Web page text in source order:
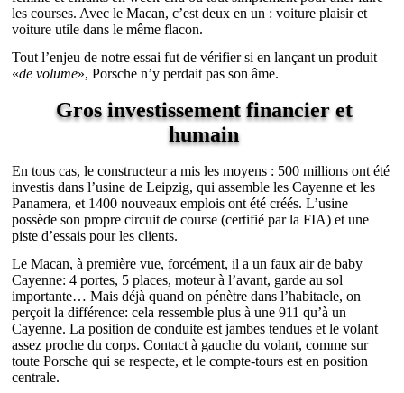
les courses. Avec le Macan, c’est deux en un : voiture plaisir et
voiture utile dans le même flacon.
Tout l’enjeu de notre essai fut de vérifier si en lançant un produit
«de volume», Porsche n’y perdait pas son âme.
Gros investissement financier et
humain
En tous cas, le constructeur a mis les moyens : 500 millions ont été
investis dans l’usine de Leipzig, qui assemble les Cayenne et les
Panamera, et 1400 nouveaux emplois ont été créés. L’usine
possède son propre circuit de course (certifié par la FIA) et une
piste d’essais pour les clients.
Le Macan, à première vue, forcément, il a un faux air de baby
Cayenne: 4 portes, 5 places, moteur à l’avant, garde au sol
importante… Mais déjà quand on pénètre dans l’habitacle, on
perçoit la différence: cela ressemble plus à une 911 qu’à un
Cayenne. La position de conduite est jambes tendues et le volant
assez proche du corps. Contact à gauche du volant, comme sur
toute Porsche qui se respecte, et le compte-tours est en position
centrale.